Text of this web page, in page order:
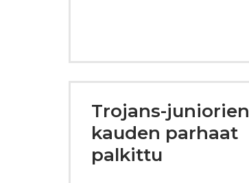
Trojans-juniorien
kauden parhaat
palkittu